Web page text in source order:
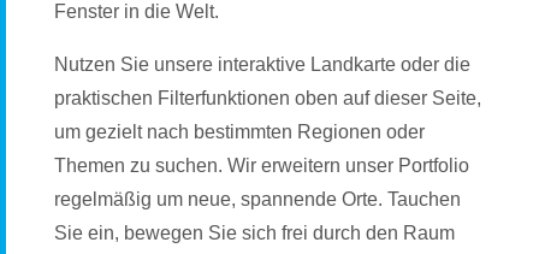
Fenster in die Welt.
Nutzen Sie unsere interaktive Landkarte oder die
praktischen Filterfunktionen oben auf dieser Seite,
um gezielt nach bestimmten Regionen oder
Themen zu suchen. Wir erweitern unser Portfolio
regelmäßig um neue, spannende Orte. Tauchen
Sie ein, bewegen Sie sich frei durch den Raum